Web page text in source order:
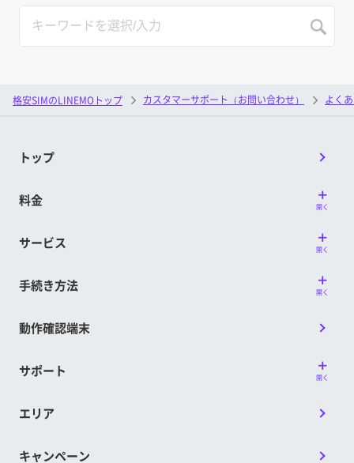
格安SIMのLINEMOトップ カスタマーサポート（お問い合わせ） よく
トップ
料金 開く
サービス 開く
手続き方法 開く
動作確認端末
サポート 開く
エリア
キャンペーン